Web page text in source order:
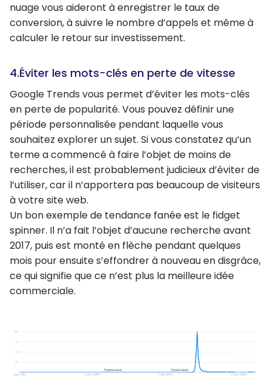
nuage vous aideront à enregistrer le taux de
conversion, à suivre le nombre d’appels et même à
calculer le retour sur investissement.
4.Éviter les mots-clés en perte de vitesse
Google Trends vous permet d’éviter les mots-clés
en perte de popularité. Vous pouvez définir une
période personnalisée pendant laquelle vous
souhaitez explorer un sujet. Si vous constatez qu’un
terme a commencé à faire l’objet de moins de
recherches, il est probablement judicieux d’éviter de
l’utiliser, car il n’apportera pas beaucoup de visiteurs
à votre site web.
Un bon exemple de tendance fanée est le fidget
spinner. Il n’a fait l’objet d’aucune recherche avant
2017, puis est monté en flèche pendant quelques
mois pour ensuite s’effondrer à nouveau en disgrâce,
ce qui signifie que ce n’est plus la meilleure idée
commerciale.